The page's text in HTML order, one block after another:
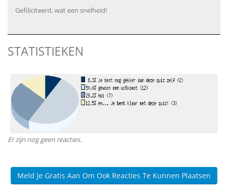
Gefiliciteerd, wat een snelheid!
STATISTIEKEN
Er zijn nog geen reacties.
Meld Je Gratis Aan Om Ook Reacties Te Kunnen Plaatsen